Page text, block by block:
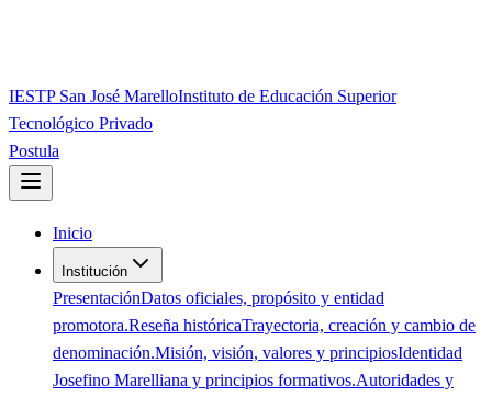
IESTP San José MarelloInstituto de Educación Superior
Tecnológico Privado
Postula
Inicio
Institución
PresentaciónDatos oficiales, propósito y entidad
promotora.Reseña históricaTrayectoria, creación y cambio de
denominación.Misión, visión, valores y principiosIdentidad
Josefino Marelliana y principios formativos.Autoridades y